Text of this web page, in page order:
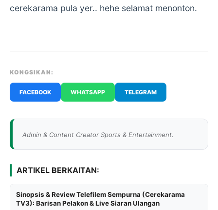
cerekarama pula yer.. hehe selamat menonton.
KONGSIKAN:
FACEBOOK WHATSAPP TELEGRAM
Admin & Content Creator Sports & Entertainment.
ARTIKEL BERKAITAN:
Sinopsis & Review Telefilem Sempurna (Cerekarama
TV3): Barisan Pelakon & Live Siaran Ulangan